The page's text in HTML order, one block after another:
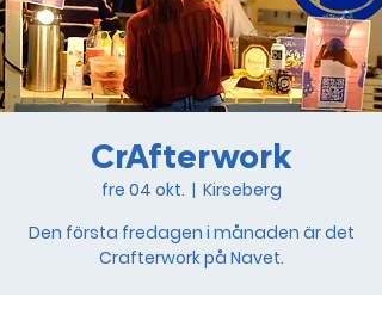
CrAfterwork
fre 04 okt.
  |
Kirseberg
Den första fredagen i månaden är det
Crafterwork på Navet.